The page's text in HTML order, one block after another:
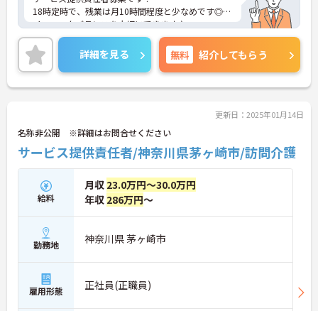
18時定時で、残業は月10時間程度と少なめです◎ラ
イフワークバランスを大切にできます♪
また月給は諸手当込みで37万円を目指せます♪
ご興味のある方には、面接対策ポイントなど、さら
に詳細をお話しいたしますのでお気軽にご相談くだ
さい！
詳細を見る 無料 紹介してもらう
更新日：2025年01月14日
名称非公開 ※詳細はお問合せください
サービス提供責任者/神奈川県茅ヶ崎市/訪問介護
給料
月収 23.0万円～30.0万円
年収 286万円～
勤務地 神奈川県 茅ヶ崎市
雇用形態 正社員(正職員)